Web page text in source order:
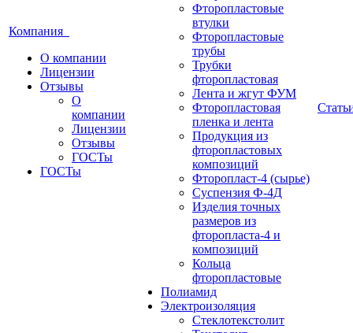
Компания
О компании
Лицензии
Отзывы
О
компании
Лицензии
Отзывы
ГОСТы
ГОСТы
Фторопластовые
втулки
Фторопластовые
трубы
Трубки
фторопластовая
Лента и жгут ФУМ
Фторопластовая
пленка и лента
Продукция из
фторопластовых
композиций
Фторопласт-4 (сырье)
Суспензия Ф-4Д
Изделия точных
размеров из
фторопласта-4 и
композиций
Кольца
фторопластовые
Полиамид
Электроизоляция
Стеклотекстолит